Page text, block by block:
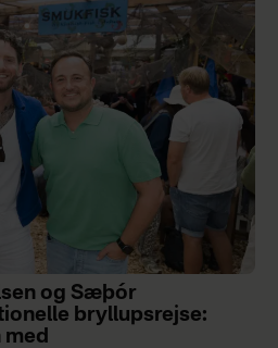
og Sæþór
bryllupsrejse: